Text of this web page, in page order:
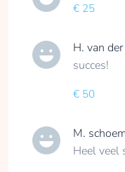
€ 25
H. van der
succes!
€ 50
M.
Heel veel